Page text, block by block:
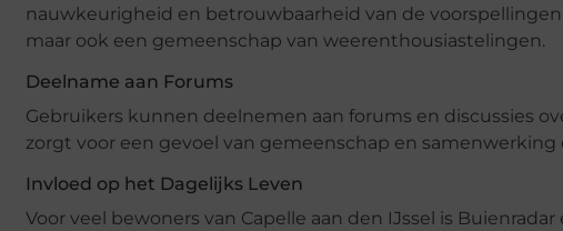
nauwkeurigheid en betrouwbaarheid van de
maar ook een gemeenschap van weerenthousiastelingen.
Deelname aan Forums
Gebruikers kunnen deelnemen aan forums en discussies
zorgt voor een gevoel van gemeenschap en samenwerking
Invloed op het Dagelijks Leven
Voor veel bewoners van Capelle aan den IJssel is